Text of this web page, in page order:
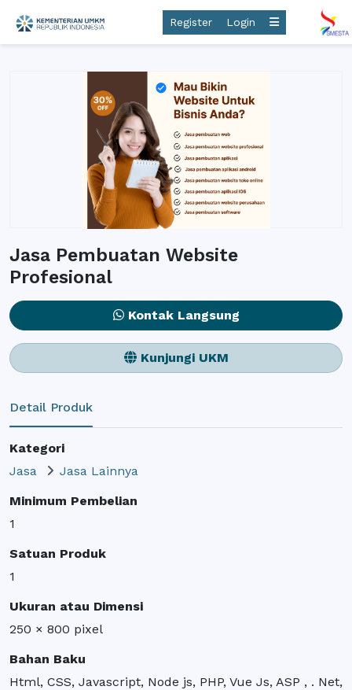
Register Login
Jasa Pembuatan Website
Profesional
Kontak Langsung
Kunjungi UKM
Detail Produk
Kategori
Jasa
Jasa Lainnya
Minimum Pembelian
1
Satuan Produk
1
Ukuran atau Dimensi
250 × 800 pixel
Bahan Baku
Html, CSS, Javascript, Node js, PHP, Vue Js, ASP , . Net,